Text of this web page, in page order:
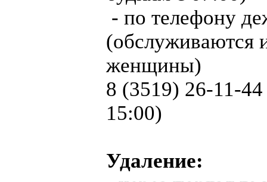
- по телефону
(обслуживаются
женщины)
8 (3519) 26-11-
15:00)
Удаление: